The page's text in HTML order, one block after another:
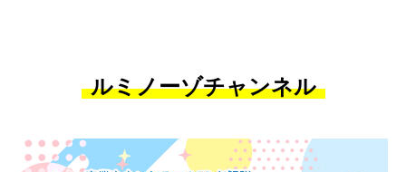
ルミノーゾチャンネル